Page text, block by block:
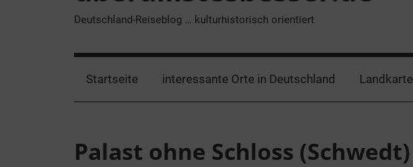
Deutschland-Reiseblog … kulturhistorisch orientiert
Startseite interessante Orte in Deutschland Landkarte
Palast ohne Schloss (Schwedt)